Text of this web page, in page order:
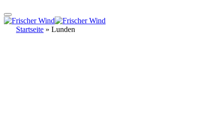
Startseite » Lunden